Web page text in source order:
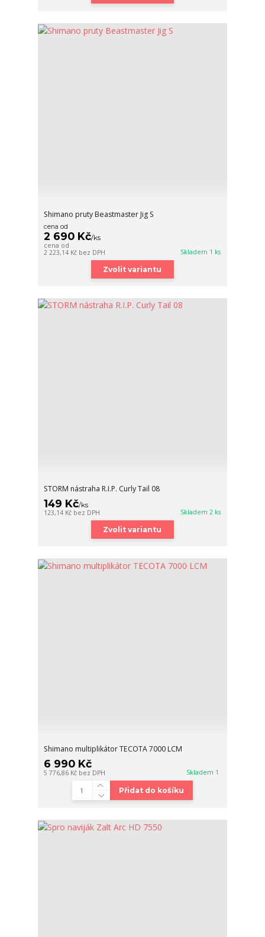
Shimano pruty Beastmaster Jig S
cena od
2 690 Kč/ks
cena od
2 223,14 Kč bez DPH Skladem 1 ks
Zvolit variantu
STORM nástraha R.I.P. Curly Tail 08
149 Kč/ks
123,14 Kč bez DPH Skladem 2 ks
Zvolit variantu
Shimano multiplikátor TECOTA 7000 LCM
6 990 Kč
5 776,86 Kč bez DPH Skladem 1
Přidat do košíku